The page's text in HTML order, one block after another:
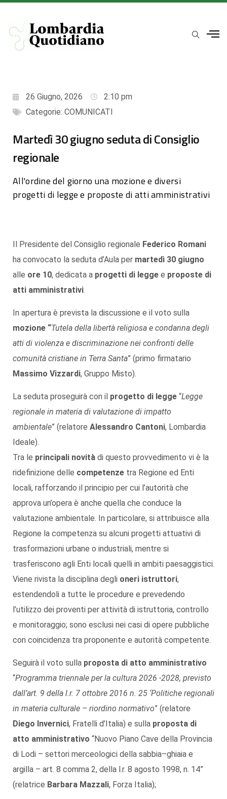
26 Giugno, 2026
2:10 pm
Categorie: COMUNICATI
Martedì 30 giugno seduta di Consiglio
regionale
All'ordine del giorno una mozione e diversi
progetti di legge e proposte di atti amministrativi
Il Presidente del Consiglio regionale Federico Romani
ha convocato la seduta d’Aula per martedì 30 giugno
alle ore 10, dedicata a progetti di legge e proposte di
atti amministrativi.
In apertura è prevista la discussione e il voto sulla
mozione “Tutela della libertà religiosa e condanna degli
atti di violenza e discriminazione nei confronti delle
comunità cristiane in Terra Santa” (primo firmatario
Massimo Vizzardi, Gruppo Misto).
La seduta proseguirà con il progetto di legge “Legge
regionale in materia di valutazione di impatto
ambientale” (relatore Alessandro Cantoni, Lombardia
Ideale).
Tra le principali novità di questo provvedimento vi è la
ridefinizione delle competenze tra Regione ed Enti
locali, rafforzando il principio per cui l’autorità che
approva un’opera è anche quella che conduce la
valutazione ambientale. In particolare, si attribuisce alla
Regione la competenza su alcuni progetti attuativi di
trasformazioni urbane o industriali, mentre si
trasferiscono agli Enti locali quelli in ambiti paesaggistici.
Viene rivista la disciplina degli oneri istruttori,
estendendoli a tutte le procedure e prevedendo
l’utilizzo dei proventi per attività di istruttoria, controllo
e monitoraggio; sono esclusi nei casi di opere pubbliche
con coincidenza tra proponente e autorità competente.
Seguirà il voto sulla proposta di atto amministrativo
“Programma triennale per la cultura 2026 -2028, previsto
dall’art. 9 della l.r. 7 ottobre 2016 n. 25 ‘Politiche regionali
in materia culturale – riordino normativo” (relatore
Diego Invernici, Fratelli d’Italia) e sulla proposta di
atto amministrativo “Nuovo Piano Cave della Provincia
di Lodi – settori merceologici della sabbia–ghiaia e
argilla – art. 8 comma 2, della l.r. 8 agosto 1998, n. 14”
(relatrice Barbara Mazzali, Forza Italia);